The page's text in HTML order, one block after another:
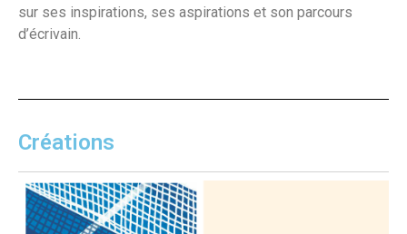
sur ses inspirations, ses aspirations et son parcours
d’écrivain.
Créations